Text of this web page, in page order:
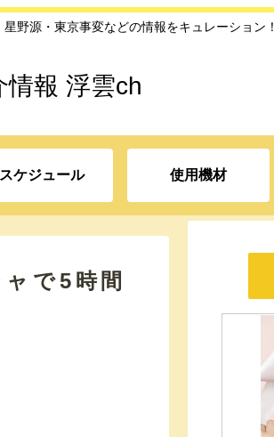
野源・東京事変などの情報をキュレーション！
情報 浮雲ch
スケジュール 使用機材
で5時間